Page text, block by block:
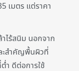
เมตร แต่ราคา
ไร้สนิม นอกจาก
ะสำคัญพื้นผิวที่
ำ ดีต่อการใช้